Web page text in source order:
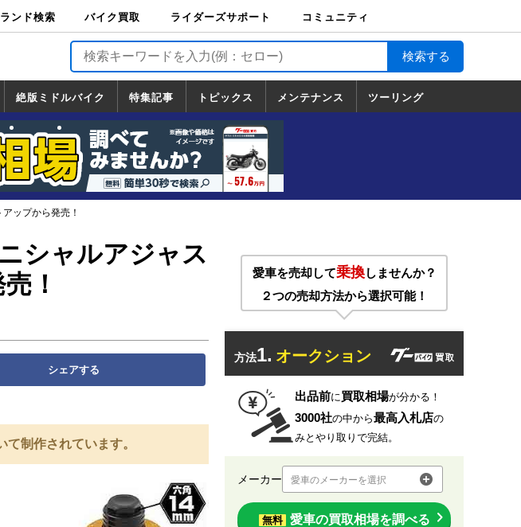
ンド検索 バイク買取
バイク買取
ライダーズサポート
ライダーズサポート
TOP
バイク輸送
バイクガレージライ
フ
バイク車両保険
ロードサービス
バイク試乗
コミュニティ
絶版ミドルバイク
絶版ミドルバイク
一覧
ホンダ
ヤマハ
スズキ
カワサキ
特集記事 トピックス
トピックス
一覧
ホンダ
ヤマハ
スズキ
カワサキ
ハーレーダ
ビッドソン
BMW
ドゥカティ
トライアン
フ
メンテナンス ツーリング
調査隊
ング情報局
道50選
り
ーリング
ップから発売！
シャルアジャス
！
シェアする
制作されています。
愛車を売却して乗換しませんか？
２つの売却方法から選択可能！
方法1. オークション
出品前に買取相場が分かる！
3000社の中から最高入札店の
みとやり取りで完結。
メーカー 愛車のメーカーを選択
無料 愛車の買取相場を調べる